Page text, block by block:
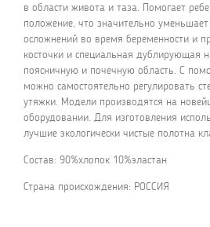
в области живота и таза. Помогает
положение, что значительно
осложнений во время беременности и
косточки и специальная дублирующая
поясничную и почечную область. С
можно самостоятельно регулировать
утяжки. Модели производятся на
оборудовании. Для изготовления
лучшие экологически чистые полотна
Состав: 90%хлопок 10%эластан
Страна происхождения: РОССИЯ